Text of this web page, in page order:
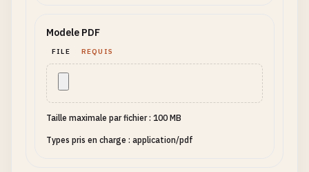
Modele PDF
FILE REQUIS
Taille maximale par fichier : 100 MB
Types pris en charge : application/pdf